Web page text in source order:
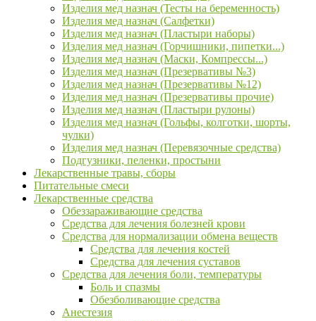
Изделия мед назнач (Тесты на беременность)
Изделия мед назнач (Салфетки)
Изделия мед назнач (Пластыри наборы)
Изделия мед назнач (Горчишники, пипетки...)
Изделия мед назнач (Маски, Компрессы...)
Изделия мед назнач (Презервативы №3)
Изделия мед назнач (Презервативы №12)
Изделия мед назнач (Презервативы прочие)
Изделия мед назнач (Пластыри рулоны)
Изделия мед назнач (Гольфы, колготки, шорты,
чулки)
Изделия мед назнач (Перевязочные средства)
Подгузники, пеленки, простыни
Лекарственные травы, сборы
Питательные смеси
Лекарственные средства
Обеззараживающие средства
Средства для лечения болезней крови
Средства для нормализации обмена веществ
Средства для лечения костей
Средства для лечения суставов
Средства для лечения боли, температуры
Боль и спазмы
Обезболивающие средства
Анестезия